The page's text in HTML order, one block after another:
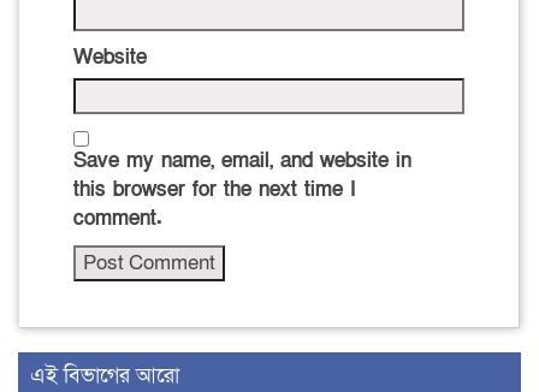
Website
Save my name, email, and website in
this browser for the next time I
comment.
এই বিভাগের আরো